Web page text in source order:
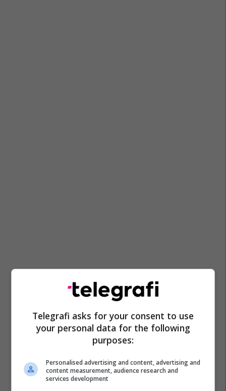
Pr Artikuj
Telegrafi asks for your consent to use
your personal data for the following
purposes:
Personalised advertising and content, advertising and
content measurement, audience research and
services development